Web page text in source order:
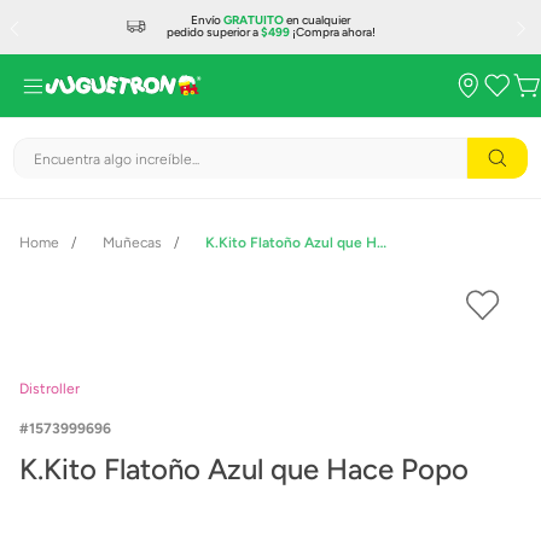
EnvíoGRATUITOen cualquier
pedido superior a$499¡Compra ahora!
Encuentra algo increíble...
Muñecas K.Kito Flatoño Azul que Hace Popo
Distroller
1573999696
K.Kito Flatoño Azul que Hace Popo